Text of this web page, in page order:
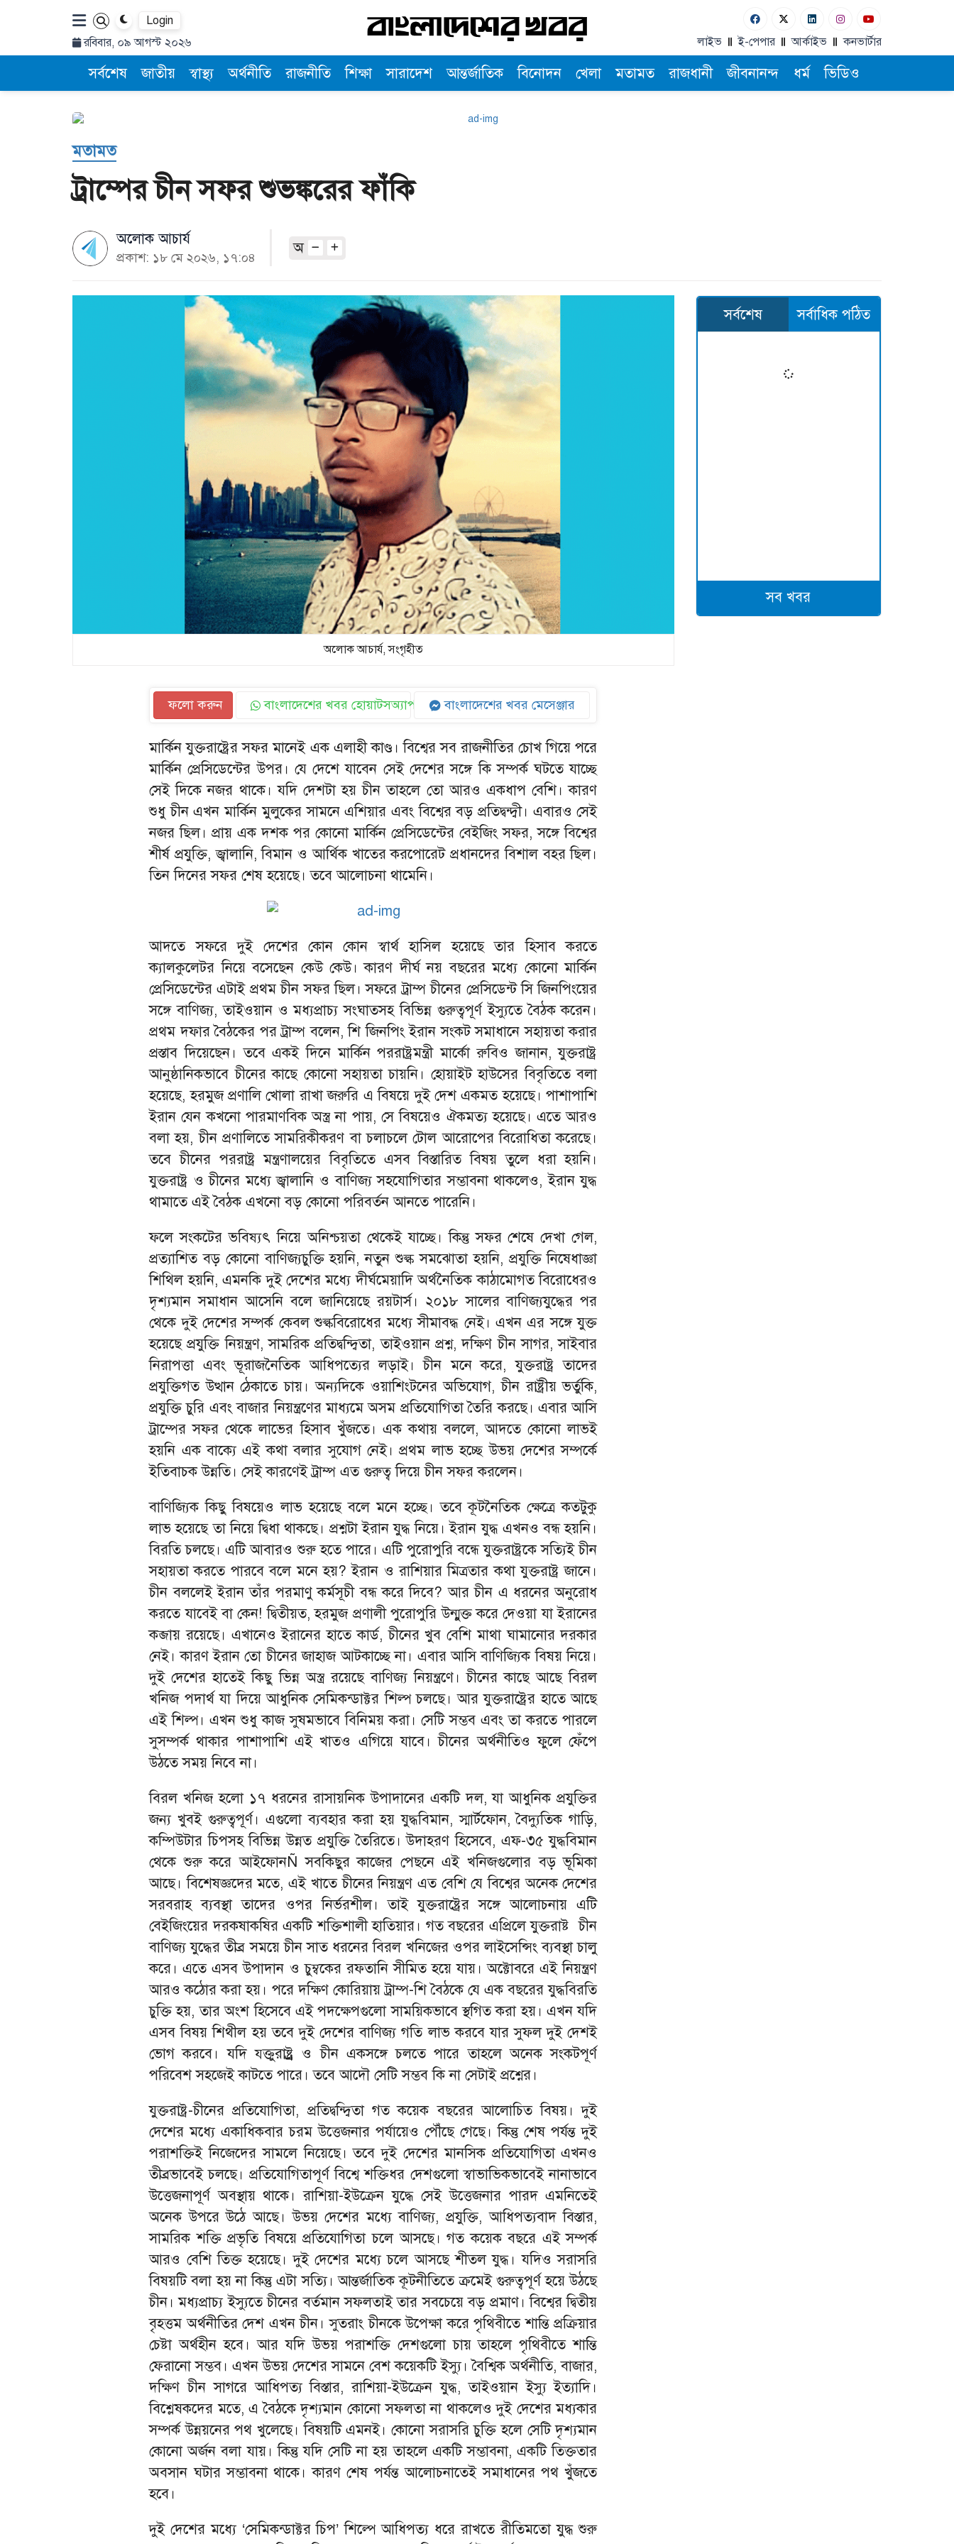
Login
রবিবার, ০৯ আগস্ট ২০২৬
লাইভ ই-পেপার আর্কাইভ কনভার্টার
সর্বশেষ জাতীয় স্বাস্থ্য অর্থনীতি রাজনীতি শিক্ষা সারাদেশ আন্তর্জাতিক বিনোদন খেলা মতামত রাজধানী জীবনানন্দ ধর্ম ভিডিও
মতামত
ট্রাম্পের চীন সফর শুভঙ্করের ফাঁকি
অলোক আচার্য
প্রকাশ: ১৮ মে ২০২৬, ১৭:০৪
অ
অলোক আচার্য, সংগৃহীত
ফলো করুন বাংলাদেশের খবর হোয়াটসঅ্যাপ বাংলাদেশের খবর মেসেঞ্জার
মার্কিন যুক্তরাষ্ট্রের সফর মানেই এক এলাহী কাণ্ড। বিশ্বের সব রাজনীতির চোখ গিয়ে পরে
মার্কিন প্রেসিডেন্টের উপর। যে দেশে যাবেন সেই দেশের সঙ্গে কি সম্পর্ক ঘটতে যাচ্ছে
সেই দিকে নজর থাকে। যদি দেশটা হয় চীন তাহলে তো আরও একধাপ বেশি। কারণ
শুধু চীন এখন মার্কিন মুলুকের সামনে এশিয়ার এবং বিশ্বের বড় প্রতিদ্বন্দ্বী। এবারও সেই
নজর ছিল। প্রায় এক দশক পর কোনো মার্কিন প্রেসিডেন্টের বেইজিং সফর, সঙ্গে বিশ্বের
শীর্ষ প্রযুক্তি, জ্বালানি, বিমান ও আর্থিক খাতের করপোরেট প্রধানদের বিশাল বহর ছিল।
তিন দিনের সফর শেষ হয়েছে। তবে আলোচনা থামেনি।
আদতে সফরে দুই দেশের কোন কোন স্বার্থ হাসিল হয়েছে তার হিসাব করতে
ক্যালকুলেটর নিয়ে বসেছেন কেউ কেউ। কারণ দীর্ঘ নয় বছরের মধ্যে কোনো মার্কিন
প্রেসিডেন্টের এটাই প্রথম চীন সফর ছিল। সফরে ট্রাম্প চীনের প্রেসিডেন্ট সি জিনপিংয়ের
সঙ্গে বাণিজ্য, তাইওয়ান ও মধ্যপ্রাচ্য সংঘাতসহ বিভিন্ন গুরুত্বপূর্ণ ইস্যুতে বৈঠক করেন।
প্রথম দফার বৈঠকের পর ট্রাম্প বলেন, শি জিনপিং ইরান সংকট সমাধানে সহায়তা করার
প্রস্তাব দিয়েছেন। তবে একই দিনে মার্কিন পররাষ্ট্রমন্ত্রী মার্কো রুবিও জানান, যুক্তরাষ্ট্র
আনুষ্ঠানিকভাবে চীনের কাছে কোনো সহায়তা চায়নি। হোয়াইট হাউসের বিবৃতিতে বলা
হয়েছে, হরমুজ প্রণালি খোলা রাখা জরুরি এ বিষয়ে দুই দেশ একমত হয়েছে। পাশাপাশি
ইরান যেন কখনো পারমাণবিক অস্ত্র না পায়, সে বিষয়েও ঐকমত্য হয়েছে। এতে আরও
বলা হয়, চীন প্রণালিতে সামরিকীকরণ বা চলাচলে টোল আরোপের বিরোধিতা করেছে।
তবে চীনের পররাষ্ট্র মন্ত্রণালয়ের বিবৃতিতে এসব বিস্তারিত বিষয় তুলে ধরা হয়নি।
যুক্তরাষ্ট্র ও চীনের মধ্যে জ্বালানি ও বাণিজ্য সহযোগিতার সম্ভাবনা থাকলেও, ইরান যুদ্ধ
থামাতে এই বৈঠক এখনো বড় কোনো পরিবর্তন আনতে পারেনি।
ফলে সংকটের ভবিষ্যৎ নিয়ে অনিশ্চয়তা থেকেই যাচ্ছে। কিন্তু সফর শেষে দেখা গেল,
প্রত্যাশিত বড় কোনো বাণিজ্যচুক্তি হয়নি, নতুন শুল্ক সমঝোতা হয়নি, প্রযুক্তি নিষেধাজ্ঞা
শিথিল হয়নি, এমনকি দুই দেশের মধ্যে দীর্ঘমেয়াদি অর্থনৈতিক কাঠামোগত বিরোধেরও
দৃশ্যমান সমাধান আসেনি বলে জানিয়েছে রয়টার্স। ২০১৮ সালের বাণিজ্যযুদ্ধের পর
থেকে দুই দেশের সম্পর্ক কেবল শুল্কবিরোধের মধ্যে সীমাবদ্ধ নেই। এখন এর সঙ্গে যুক্ত
হয়েছে প্রযুক্তি নিয়ন্ত্রণ, সামরিক প্রতিদ্বন্দ্বিতা, তাইওয়ান প্রশ্ন, দক্ষিণ চীন সাগর, সাইবার
নিরাপত্তা এবং ভূরাজনৈতিক আধিপত্যের লড়াই। চীন মনে করে, যুক্তরাষ্ট্র তাদের
প্রযুক্তিগত উত্থান ঠেকাতে চায়। অন্যদিকে ওয়াশিংটনের অভিযোগ, চীন রাষ্ট্রীয় ভর্তুকি,
প্রযুক্তি চুরি এবং বাজার নিয়ন্ত্রণের মাধ্যমে অসম প্রতিযোগিতা তৈরি করছে। এবার আসি
ট্রাম্পের সফর থেকে লাভের হিসাব খুঁজতে। এক কথায় বললে, আদতে কোনো লাভই
হয়নি এক বাক্যে এই কথা বলার সুযোগ নেই। প্রথম লাভ হচ্ছে উভয় দেশের সম্পর্কে
ইতিবাচক উন্নতি। সেই কারণেই ট্রাম্প এত গুরুত্ব দিয়ে চীন সফর করলেন।
বাণিজ্যিক কিছু বিষয়েও লাভ হয়েছে বলে মনে হচ্ছে। তবে কূটনৈতিক ক্ষেত্রে কতটুকু
লাভ হয়েছে তা নিয়ে দ্বিধা থাকছে। প্রশ্নটা ইরান যুদ্ধ নিয়ে। ইরান যুদ্ধ এখনও বন্ধ হয়নি।
বিরতি চলছে। এটি আবারও শুরু হতে পারে। এটি পুরোপুরি বন্ধে যুক্তরাষ্ট্রকে সত্যিই চীন
সহায়তা করতে পারবে বলে মনে হয়? ইরান ও রাশিয়ার মিত্রতার কথা যুক্তরাষ্ট্র জানে।
চীন বললেই ইরান তাঁর পরমাণু কর্মসূচী বন্ধ করে দিবে? আর চীন এ ধরনের অনুরোধ
করতে যাবেই বা কেন! দ্বিতীয়ত, হরমুজ প্রণালী পুরোপুরি উন্মুক্ত করে দেওয়া যা ইরানের
কব্জায় রয়েছে। এখানেও ইরানের হাতে কার্ড, চীনের খুব বেশি মাথা ঘামানোর দরকার
নেই। কারণ ইরান তো চীনের জাহাজ আটকাচ্ছে না। এবার আসি বাণিজ্যিক বিষয় নিয়ে।
দুই দেশের হাতেই কিছু ভিন্ন অস্ত্র রয়েছে বাণিজ্য নিয়ন্ত্রণে। চীনের কাছে আছে বিরল
খনিজ পদার্থ যা দিয়ে আধুনিক সেমিকন্ডাক্টর শিল্প চলছে। আর যুক্তরাষ্ট্রের হাতে আছে
এই শিল্প। এখন শুধু কাজ সুষমভাবে বিনিময় করা। সেটি সম্ভব এবং তা করতে পারলে
সুসম্পর্ক থাকার পাশাপাশি এই খাতও এগিয়ে যাবে। চীনের অর্থনীতিও ফুলে ফেঁপে
উঠতে সময় নিবে না।
বিরল খনিজ হলো ১৭ ধরনের রাসায়নিক উপাদানের একটি দল, যা আধুনিক প্রযুক্তির
জন্য খুবই গুরুত্বপূর্ণ। এগুলো ব্যবহার করা হয় যুদ্ধবিমান, স্মার্টফোন, বৈদ্যুতিক গাড়ি,
কম্পিউটার চিপসহ বিভিন্ন উন্নত প্রযুক্তি তৈরিতে। উদাহরণ হিসেবে, এফ-৩৫ যুদ্ধবিমান
থেকে শুরু করে আইফোনÑ সবকিছুর কাজের পেছনে এই খনিজগুলোর বড় ভূমিকা
আছে। বিশেষজ্ঞদের মতে, এই খাতে চীনের নিয়ন্ত্রণ এত বেশি যে বিশ্বের অনেক দেশের
সরবরাহ ব্যবস্থা তাদের ওপর নির্ভরশীল। তাই যুক্তরাষ্ট্রের সঙ্গে আলোচনায় এটি
বেইজিংয়ের দরকষাকষির একটি শক্তিশালী হাতিয়ার। গত বছরের এপ্রিলে যুক্তরাষ্ট চীন
বাণিজ্য যুদ্ধের তীব্র সময়ে চীন সাত ধরনের বিরল খনিজের ওপর লাইসেন্সিং ব্যবস্থা চালু
করে। এতে এসব উপাদান ও চুম্বকের রফতানি সীমিত হয়ে যায়। অক্টোবরে এই নিয়ন্ত্রণ
আরও কঠোর করা হয়। পরে দক্ষিণ কোরিয়ায় ট্রাম্প-শি বৈঠকে যে এক বছরের যুদ্ধবিরতি
চুক্তি হয়, তার অংশ হিসেবে এই পদক্ষেপগুলো সাময়িকভাবে স্থগিত করা হয়। এখন যদি
এসব বিষয় শিথীল হয় তবে দুই দেশের বাণিজ্য গতি লাভ করবে যার সুফল দুই দেশই
ভোগ করবে। যদি য্ক্তুরাষ্ট্র্র ও চীন একসঙ্গে চলতে পারে তাহলে অনেক সংকটপূর্ণ
পরিবেশ সহজেই কাটতে পারে। তবে আদৌ সেটি সম্ভব কি না সেটাই প্রশ্নের।
যুক্তরাষ্ট্র-চীনের প্রতিযোগিতা, প্রতিদ্বন্দ্বিতা গত কয়েক বছরের আলোচিত বিষয়। দুই
দেশের মধ্যে একাধিকবার চরম উত্তেজনার পর্যায়েও পৌঁছে গেছে। কিন্তু শেষ পর্যন্ত দুই
পরাশক্তিই নিজেদের সামলে নিয়েছে। তবে দুই দেশের মানসিক প্রতিযোগিতা এখনও
তীব্রভাবেই চলছে। প্রতিযোগিতাপূর্ণ বিশ্বে শক্তিধর দেশগুলো স্বাভাভিকভাবেই নানাভাবে
উত্তেজনাপূর্ণ অবস্থায় থাকে। রাশিয়া-ইউক্রেন যুদ্ধে সেই উত্তেজনার পারদ এমনিতেই
অনেক উপরে উঠে আছে। উভয় দেশের মধ্যে বাণিজ্য, প্রযুক্তি, আধিপত্যবাদ বিস্তার,
সামরিক শক্তি প্রভৃতি বিষয়ে প্রতিযোগিতা চলে আসছে। গত কয়েক বছরে এই সম্পর্ক
আরও বেশি তিক্ত হয়েছে। দুই দেশের মধ্যে চলে আসছে শীতল যুদ্ধ। যদিও সরাসরি
বিষয়টি বলা হয় না কিন্তু এটা সত্যি। আন্তর্জাতিক কূটনীতিতে ক্রমেই গুরুত্বপূর্ণ হয়ে উঠছে
চীন। মধ্যপ্রাচ্য ইস্যুতে চীনের বর্তমান সফলতাই তার সবচেয়ে বড় প্রমাণ। বিশ্বের দ্বিতীয়
বৃহত্তম অর্থনীতির দেশ এখন চীন। সুতরাং চীনকে উপেক্ষা করে পৃথিবীতে শান্তি প্রক্রিয়ার
চেষ্টা অর্থহীন হবে। আর যদি উভয় পরাশক্তি দেশগুলো চায় তাহলে পৃথিবীতে শান্তি
ফেরানো সম্ভব। এখন উভয় দেশের সামনে বেশ কয়েকটি ইস্যু। বৈশ্বিক অর্থনীতি, বাজার,
দক্ষিণ চীন সাগরে আধিপত্য বিস্তার, রাশিয়া-ইউক্রেন যুদ্ধ, তাইওয়ান ইস্যু ইত্যাদি।
বিশ্লেষকদের মতে, এ বৈঠকে দৃশ্যমান কোনো সফলতা না থাকলেও দুই দেশের মধ্যকার
সম্পর্ক উন্নয়নের পথ খুলেছে। বিষয়টি এমনই। কোনো সরাসরি চুক্তি হলে সেটি দৃশ্যমান
কোনো অর্জন বলা যায়। কিন্তু যদি সেটি না হয় তাহলে একটি সম্ভাবনা, একটি তিক্ততার
অবসান ঘটার সম্ভাবনা থাকে। কারণ শেষ পর্যন্ত আলোচনাতেই সমাধানের পথ খুঁজতে
হবে।
দুই দেশের মধ্যে ‘সেমিকন্ডাক্টর চিপ’ শিল্পে আধিপত্য ধরে রাখতে রীতিমতো যুদ্ধ শুরু
সর্বশেষ সর্বাধিক পঠিত
সব খবর